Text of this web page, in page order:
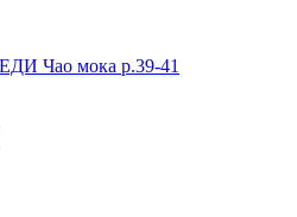
Чао мока р.39-41